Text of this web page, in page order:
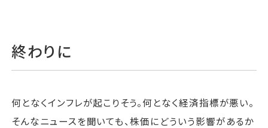
終わりに
何となくインフレが起こりそう。何となく経済指標が悪い。
そんなニュースを聞いても、株価にどういう影響があるか